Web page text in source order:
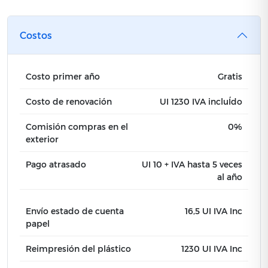
Costos
Costo primer año Gratis
Costo de renovación UI 1230 IVA incluÍdo
Comisión compras en el
exterior
0%
Pago atrasado
UI 10 + IVA hasta 5 veces
al año
Envío estado de cuenta
papel
16,5 UI IVA Inc
Reimpresión del plástico 1230 UI IVA Inc